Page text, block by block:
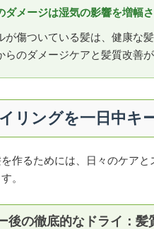
ダメージは湿気の影響を増幅
が傷ついている髪は、健康な
らのダメージケアと髪質改善
リングを一日中キ
作るためには、日々のケア
。
後の徹底的なドライ：髪